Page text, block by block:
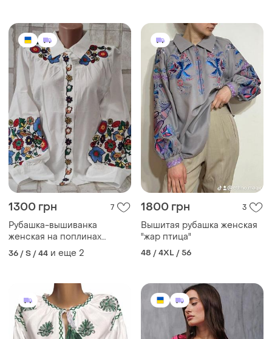
1300 грн 7
Рубашка-вышиванка
женская на поплинах
"цветочная" s, m, l р-ры
36 / S / 44 и еще 2
1800 грн 3
Вышитая рубашка женская
"жар птица"
48 / 4XL / 56